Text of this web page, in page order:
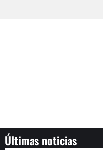
Últimas noticias